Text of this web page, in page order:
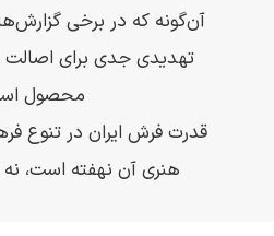
آن‌گونه که در برخی
تهدیدی جدی برای اصالت
محصول
قدرت فرش ایران در تنوع
هنری آن نهفته است،